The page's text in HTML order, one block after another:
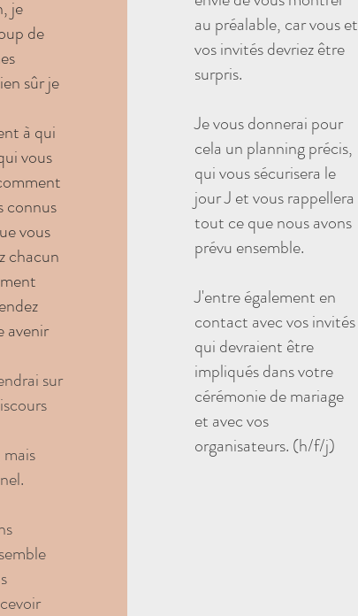
je
de
sûr je
à qui
vous
connus
vous
chacun
avenir
sur
au préalable, car vous et
vos invités devriez être
surpris.
Je vous donnerai pour
cela un planning précis,
qui vous sécurisera le
jour J et vous rappellera
tout ce que nous avons
prévu ensemble.
J'entre également en
contact avec vos invités
qui devraient être
impliqués dans votre
cérémonie de mariage
et avec vos
organisateurs. (h/f/j)